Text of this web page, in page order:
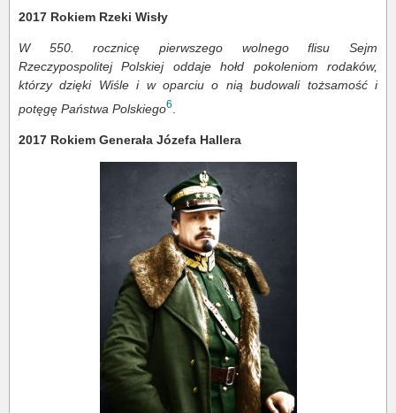
2017 Rokiem Rzeki Wisły
W 550. rocznicę pierwszego wolnego flisu Sejm
Rzeczypospolitej Polskiej oddaje hołd pokoleniom rodaków,
którzy dzięki Wiśle i w oparciu o nią budowali tożsamość i
potęgę Państwa Polskiego6
2017 Rokiem Generała Józefa Hallera